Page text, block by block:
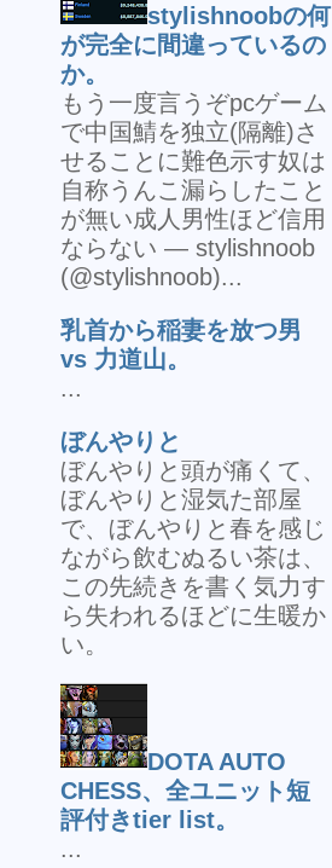
stylishnoobの何
が完全に間違っているの
か。
もう一度言うぞpcゲーム
で中国鯖を独立(隔離)さ
せることに難色示す奴は
自称うんこ漏らしたこと
が無い成人男性ほど信用
ならない — stylishnoob
(@stylishnoob)...
乳首から稲妻を放つ男
vs 力道山。
...
ぼんやりと
ぼんやりと頭が痛くて、
ぼんやりと湿気た部屋
で、ぼんやりと春を感じ
ながら飲むぬるい茶は、
この先続きを書く気力す
ら失われるほどに生暖か
い。
DOTA AUTO
CHESS、全ユニット短
評付きtier list。
...